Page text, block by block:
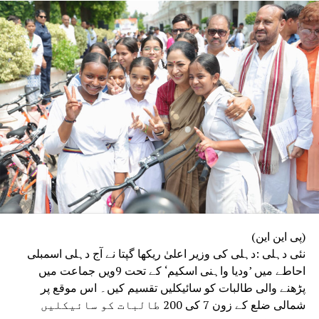
UP
پارکنگ تنازعہ میں بینک کے سابق اہلکار کی موت
DON'T MISS
پی یو سی کے بغیر نہیںملے گی پیٹرول
(پی این این)
نئی دہلی :دہلی کی وزیر اعلیٰ ریکھا گپتا نے آج دہلی اسمبلی
احاطے میں ’ودیا واہنی اسکیم‘ کے تحت 9ویں جماعت میں
پڑھنے والی طالبات کو سائیکلیں تقسیم کیں۔ اس موقع پر
شمالی ضلع کے زون 7 کی 200 طالبات کو سائیکلیں